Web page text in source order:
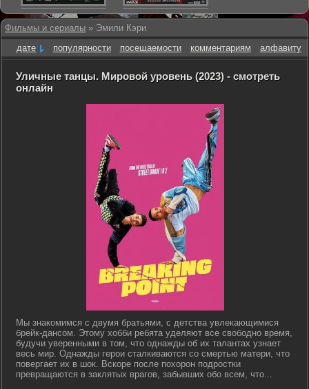
Фильмы и сериалы » Эмили Кэри
дате
популярности посещаемости комментариям алфавиту
Уличные танцы. Мировой уровень (2023) - смотреть
онлайн
Мы знакомимся с двумя братьями, с детства увлекающимися
брейк-дансом. Этому хобби ребята уделяют все свободно время,
будучи уверенными в том, что однажды об их талантах узнает
весь мир. Однажды герои сталкиваются со смертью матери, что
повергает их в шок. Вскоре после похорон подростки
превращаются в заклятых врагов, забывших обо всем, что...